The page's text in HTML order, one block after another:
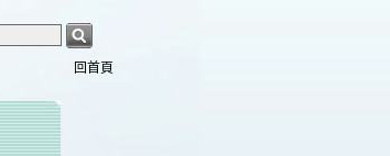
回首頁